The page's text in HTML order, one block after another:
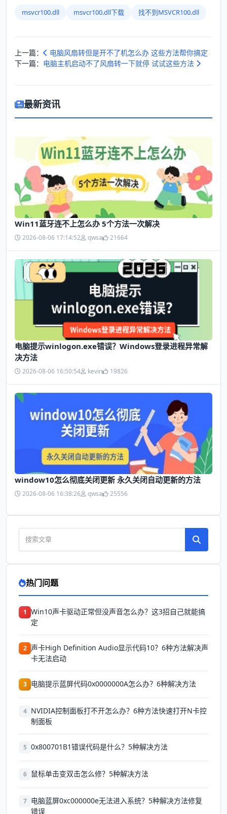
msvcr100.dll msvcr100.dll下载 找不到MSVCR100.dll
上一篇：
电脑风扇转但是开不了机怎么办 这些方法帮你搞定
下一篇： 电脑主机启动不了风扇转一下就停 试试这些方法
最新资讯
Win11蓝牙连不上怎么办 5个方法一次解决
2026-08-06 17:14:52 qwsa 21664
电脑提示winlogon.exe错误？Windows登录进程异常解
决方法
2026-08-06 16:50:54 kevin 19826
window10怎么彻底关闭更新 永久关闭自动更新的方法
2026-08-06 16:38:26 qwsa 25556
热门问题
1 Win10声卡驱动正常但没声音怎么办？这3招自己就能搞
定
2 声卡High Definition Audio显示代码10？6种方法解决声
卡无法启动
3 电脑提示蓝屏代码0x0000000A怎么办？6种解决方法
4 NVIDIA控制面板打不开怎么办？6种方法快速打开N卡控
制面板
5 0x800701B1错误代码是什么？5种解决方法
6 鼠标单击变双击怎么修？5种解决方法
7 电脑蓝屏0xc000000e无法进入系统？5种解决方法修复
错误